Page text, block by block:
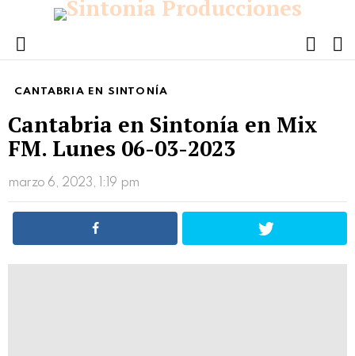
Menu
CANTABRIA EN SINTONÍA
Cantabria en Sintonía en Mix
FM. Lunes 06-03-2023
marzo 6, 2023, 1:19 pm